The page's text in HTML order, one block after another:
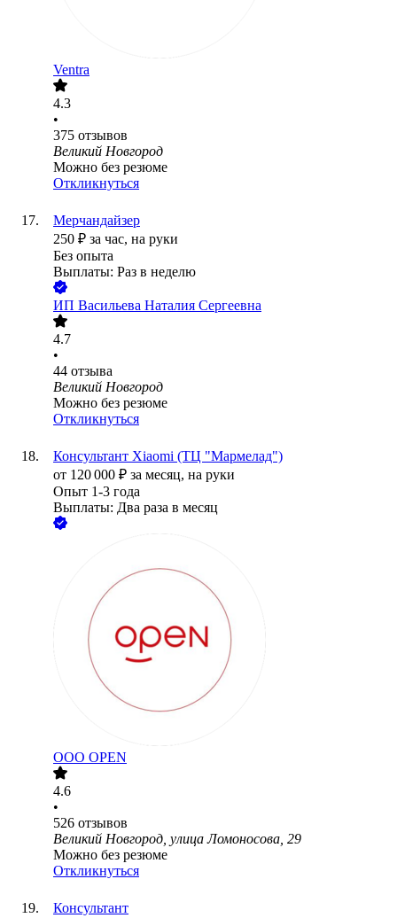
Ventra
4.3
•
375 отзывов
Великий Новгород
Можно без резюме
Откликнуться
Мерчандайзер
250 ₽ за час, на руки
Без опыта
Выплаты: Раз в неделю
ИП Васильева Наталия Сергеевна
4.7
•
44 отзыва
Великий Новгород
Можно без резюме
Откликнуться
Консультант Xiaomi (ТЦ "Мармелад")
от 120 000 ₽ за месяц, на руки
Опыт 1-3 года
Выплаты: Два раза в месяц
ООО OPEN
4.6
•
526 отзывов
Великий Новгород, улица Ломоносова, 29
Можно без резюме
Откликнуться
Консультант